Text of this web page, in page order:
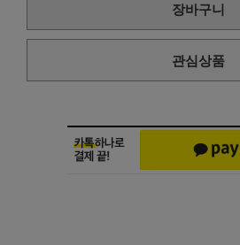
장바구니
관심상품